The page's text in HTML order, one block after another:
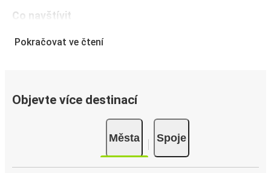
Co navštívit
Dějiny města Limoges sahají až do dob starověkého Říma,
jádrem města. Roku 1152 připadlo město rodu Anjou a
poté bylo několikrát pod anglickou vládou. Krutou
zajímavostí je, že v roce 1370 dobyl město Eduard
Plantagenet, známý také jako „Černý princ“, který dal
povraždit mnoho obyvatel, a město se po této ráně
dlouho vzpamatovávalo. Od roku 1771 proslulo Limoges
Pokračovat ve čtení
Objevte více destinací
Města Spoje